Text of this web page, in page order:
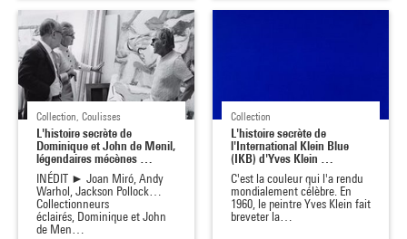
Collection, Coulisses
L'histoire secrète de
Dominique et John de Menil,
légendaires mécènes …
INÉDIT ► Joan Miró, Andy
Warhol, Jackson Pollock…
Collectionneurs
éclairés, Dominique et John
de Men…
Collection
L'histoire secrète de
l'International Klein Blue
(IKB) d'Yves Klein …
C'est la couleur qui l'a rendu
mondialement célèbre. En
1960, le peintre Yves Klein fait
breveter la…